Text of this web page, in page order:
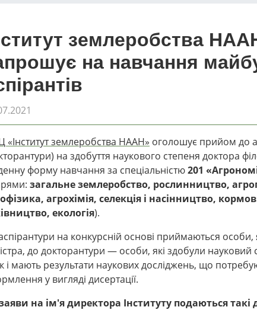
землеробства
на навчання
«Інститут землеробства НААН» оголошує прийом до
на здобуття наукового степеня доктора
форму навчання за спеціальністю201
загальне землеробство, рослинництво,
агрохімія, селекція і насінництво,
екологія).
на конкурсній основі приймаються особи,
до докторантури — особи, які здобули науковий
і мають результати наукових досліджень, що
у вигляді дисертації.
на ім'я директора Інституту подаються